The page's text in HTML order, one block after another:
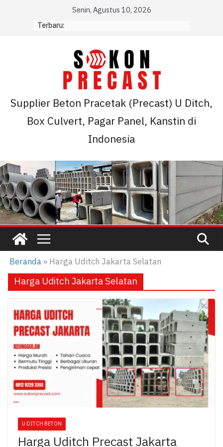
Senin, Agustus 10, 2026
Terbaru:
Supplier Beton Pracetak (Precast) U Ditch,
Box Culvert, Pagar Panel, Kanstin di
Indonesia
Beranda» Harga Uditch Jakarta Selatan
Harga Uditch Jakarta Selatan
U DITCH BETON
Harga Uditch Precast Jakarta